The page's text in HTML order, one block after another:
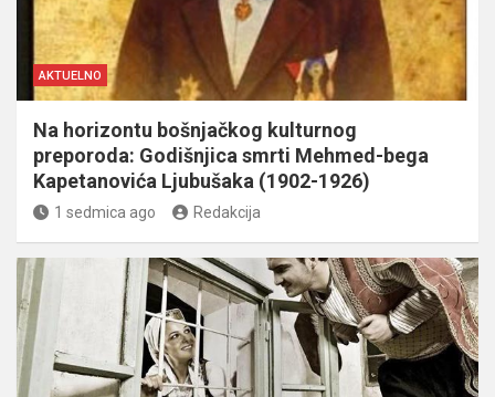
AKTUELNO
Na horizontu bošnjačkog kulturnog
preporoda: Godišnjica smrti Mehmed-bega
Kapetanovića Ljubušaka (1902-1926)
1 sedmica ago Redakcija